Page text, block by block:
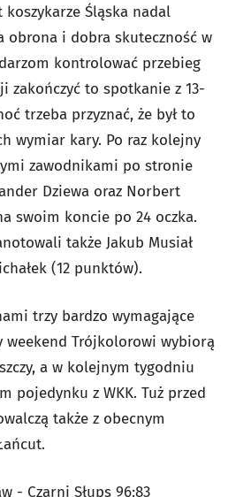
Śląska nadal
obrona i dobra skuteczność w
kontrolować przebieg
zakończyć to spotkanie z 13-
trzeba przyznać, że był to
wymiar kary. Po raz kolejny
zawodnikami po stronie
Dziewa oraz Norbert
swoim koncie po 24 oczka.
także Jakub Musiał
(12 punktów).
trzy bardzo wymagające
weekend Trójkolorowi wybiorą
a w kolejnym tygodniu
pojedynku z WKK. Tuż przed
także z obecnym
- Czarni Słups 96:83